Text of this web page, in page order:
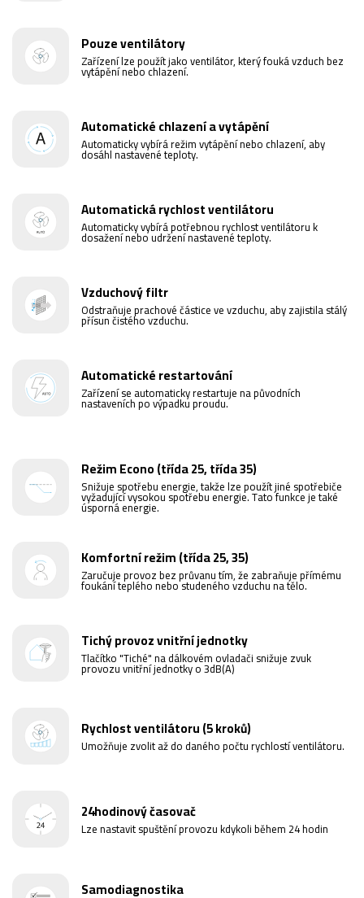
Pouze ventilátory
Zařízení lze použít jako ventilátor, který fouká vzduch bez
vytápění nebo chlazení.
Automatické chlazení a vytápění
Automaticky vybírá režim vytápění nebo chlazení, aby
dosáhl nastavené teploty.
Automatická rychlost ventilátoru
Automaticky vybírá potřebnou rychlost ventilátoru k
dosažení nebo udržení nastavené teploty.
Vzduchový filtr
Odstraňuje prachové částice ve vzduchu, aby zajistila stálý
přísun čistého vzduchu.
Automatické restartování
Zařízení se automaticky restartuje na původních
nastaveních po výpadku proudu.
Režim Econo (třída 25, třída 35)
Snižuje spotřebu energie, takže lze použít jiné spotřebiče
vyžadující vysokou spotřebu energie. Tato funkce je také
úsporná energie.
Komfortní režim (třída 25, 35)
Zaručuje provoz bez průvanu tím, že zabraňuje přímému
foukání teplého nebo studeného vzduchu na tělo.
Tichý provoz vnitřní jednotky
Tlačítko "Tiché" na dálkovém ovladači snižuje zvuk
provozu vnitřní jednotky o 3dB(A)
Rychlost ventilátoru (5 kroků)
Umožňuje zvolit až do daného počtu rychlostí ventilátoru.
24hodinový časovač
Lze nastavit spuštění provozu kdykoli během 24 hodin
Samodiagnostika